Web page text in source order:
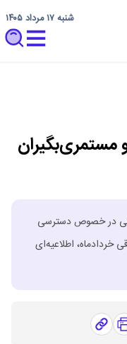
شنبه ۱۷ مرداد ۱۴۰۵
در خصوص دسترسی
اطلاعیه‌ای